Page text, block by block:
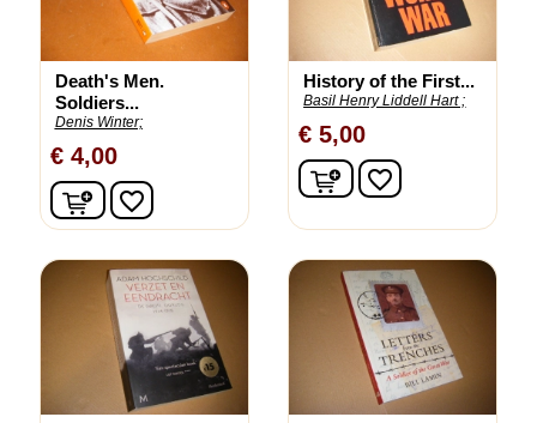
Death's Men.
Soldiers...
Denis Winter;
€ 4,00
In winkelwagen
favorite_border
History of the First...
Basil Henry Liddell Hart ;
€ 5,00
In winkelwagen
favorite_border